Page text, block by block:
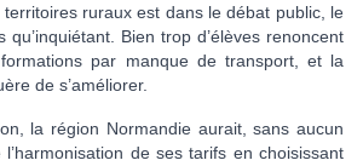
ruraux est dans le débat public, le
Bien trop d’élèves renoncent
par manque de transport, et la
de s’améliorer.
la région Normandie aurait, sans aucun
de ses tarifs en choisissant